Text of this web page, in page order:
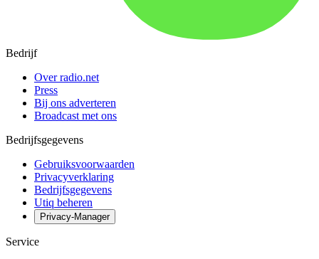
Bedrijf
Over radio.net
Press
Bij ons adverteren
Broadcast met ons
Bedrijfsgegevens
Gebruiksvoorwaarden
Privacyverklaring
Bedrijfsgegevens
Utiq beheren
Privacy-Manager
Service